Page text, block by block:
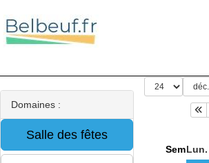
Domaines :
SemLun.